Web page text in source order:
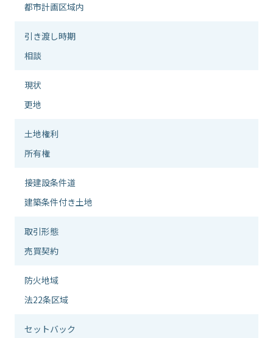
都市計画区域内
引き渡し時期
相談
現状
更地
⼟地権利
所有権
接建設条件道
建築条件付き土地
取引形態
売買契約
防⽕地域
法22条区域
セットバック